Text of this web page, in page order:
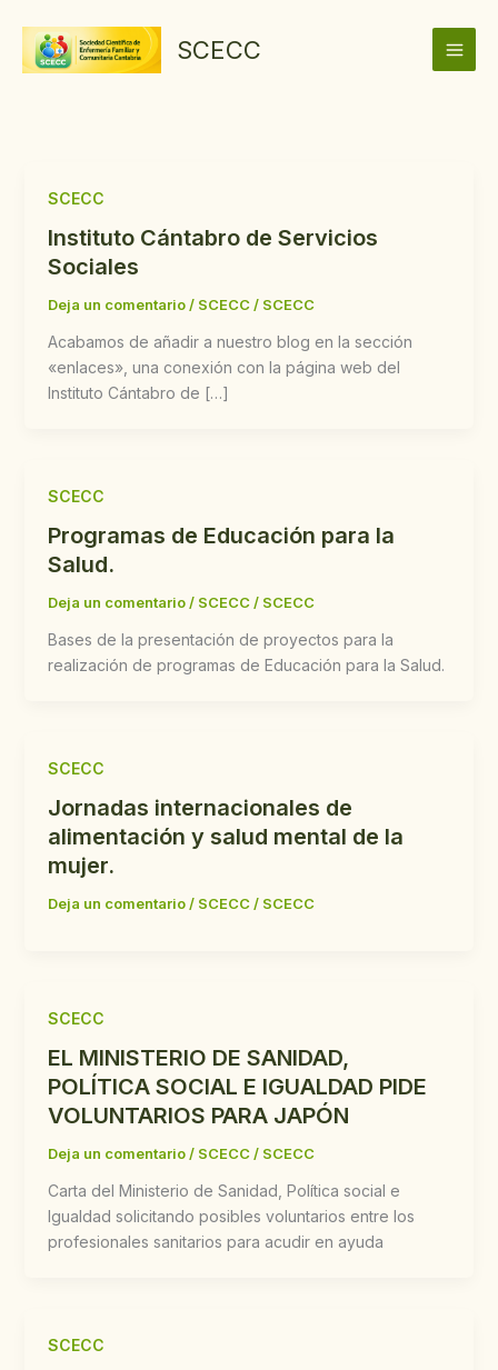
contenido
SCECC
SCECC
Instituto Cántabro de Servicios
Sociales
Deja un comentario / SCECC/ SCECC
Acabamos de añadir a nuestro blog en la sección
«enlaces», una conexión con la página web del
Instituto Cántabro de […]
SCECC
Programas de Educación para la
Salud.
Deja un comentario / SCECC/ SCECC
Bases de la presentación de proyectos para la
realización de programas de Educación para la Salud.
SCECC
Jornadas internacionales de
alimentación y salud mental de la
mujer.
Deja un comentario / SCECC/ SCECC
SCECC
EL MINISTERIO DE SANIDAD,
POLÍTICA SOCIAL E IGUALDAD PIDE
VOLUNTARIOS PARA JAPÓN
Deja un comentario / SCECC/ SCECC
Carta del Ministerio de Sanidad, Política social e
Igualdad solicitando posibles voluntarios entre los
profesionales sanitarios para acudir en ayuda
SCECC